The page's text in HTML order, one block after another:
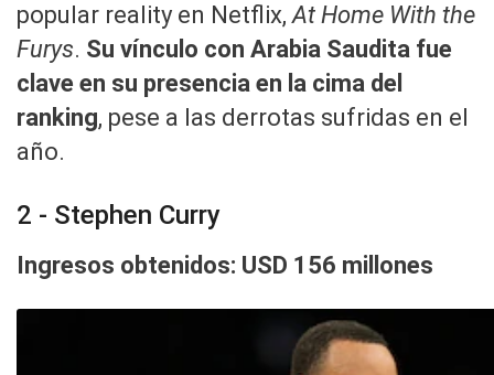
popular reality en Netflix,At Home With the
Furys. Su vínculo con Arabia Saudita fue
clave en su presencia en la cima del
ranking, pese a las derrotas sufridas en el
año.
2 - Stephen Curry
Ingresos obtenidos: USD 156 millones